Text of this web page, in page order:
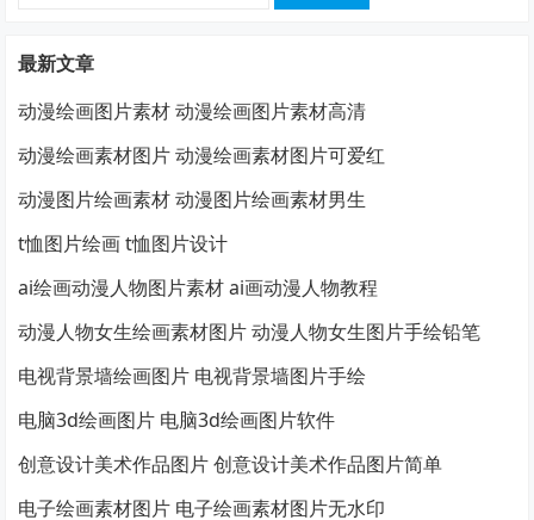
最新文章
动漫绘画图片素材 动漫绘画图片素材高清
动漫绘画素材图片 动漫绘画素材图片可爱红
动漫图片绘画素材 动漫图片绘画素材男生
t恤图片绘画 t恤图片设计
ai绘画动漫人物图片素材 ai画动漫人物教程
动漫人物女生绘画素材图片 动漫人物女生图片手绘铅笔
电视背景墙绘画图片 电视背景墙图片手绘
电脑3d绘画图片 电脑3d绘画图片软件
创意设计美术作品图片 创意设计美术作品图片简单
电子绘画素材图片 电子绘画素材图片无水印